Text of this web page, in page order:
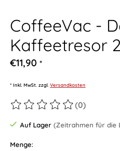
CoffeeVac -
Kaffeetresor
€11,90 *
* Inkl. MwSt. zzgl. Versandkosten
Die Bewertung dieses
(0)
Auf Lager (Zeitrahmen für die
Menge: